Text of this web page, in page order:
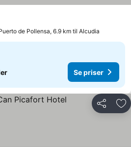
de Pollensa, 6.9 km til Alcudia
Se priser
Del